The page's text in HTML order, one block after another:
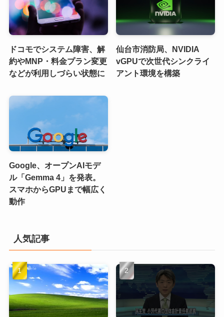
ドコモでシステム障害、解
約やMNP・料金プラン変更
などが利用しづらい状態に
仙台市消防局、NVIDIA
vGPUで次世代シンクライ
アント環境を構築
Google、オープンAIモデ
ル「Gemma 4」を発表。
スマホからGPUまで幅広く
動作
人気記事